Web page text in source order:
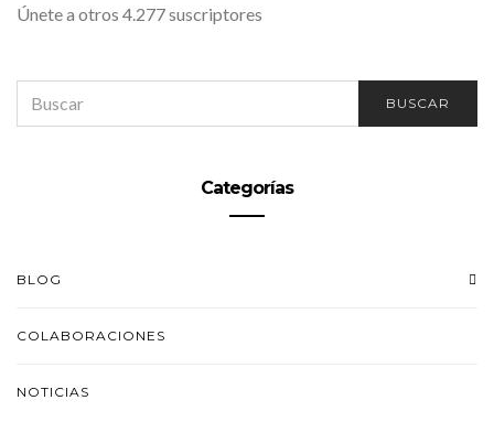
Únete a otros 4.277 suscriptores
FOR:
BUSCAR
Categorías
BLOG
COLABORACIONES
NOTICIAS